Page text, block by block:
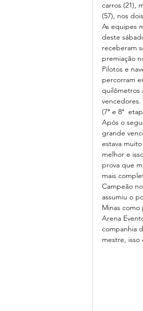
carros (21),
(57), nos
As equipes
deste
receberam
premiação
Pilotos e
percorram
quilômetros
vencedores.
(7ª e 8ª
Após o
grande
estava
melhor e
prova que
mais
Campeão
assumiu o
Minas
Arena
companhia
mestre, isso